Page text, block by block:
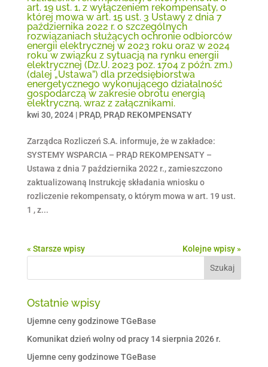
art. 19 ust. 1, z wyłączeniem rekompensaty, o
której mowa w art. 15 ust. 3 Ustawy z dnia 7
października 2022 r. o szczególnych
rozwiązaniach służących ochronie odbiorców
energii elektrycznej w 2023 roku oraz w 2024
roku w związku z sytuacją na rynku energii
elektrycznej (Dz.U. 2023 poz. 1704 z późn. zm.)
(dalej „Ustawa”) dla przedsiębiorstwa
energetycznego wykonującego działalność
gospodarczą w zakresie obrotu energią
elektryczną, wraz z załącznikami.
kwi 30, 2024| PRĄD, PRĄD REKOMPENSATY
Zarządca Rozliczeń S.A. informuje, że w zakładce:
SYSTEMY WSPARCIA – PRĄD REKOMPENSATY –
Ustawa z dnia 7 października 2022 r., zamieszczono
zaktualizowaną Instrukcję składania wniosku o
rozliczenie rekompensaty, o którym mowa w art. 19 ust.
1 , z...
« Starsze wpisy Kolejne wpisy »
Ostatnie wpisy
Ujemne ceny godzinowe TGeBase
Komunikat dzień wolny od pracy 14 sierpnia 2026 r.
Ujemne ceny godzinowe TGeBase